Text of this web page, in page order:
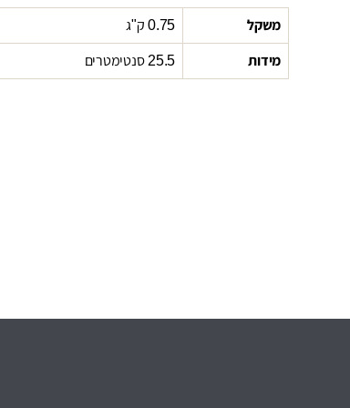
משקל 0.75 ק"ג
מידות 25.5 סנטימטרים